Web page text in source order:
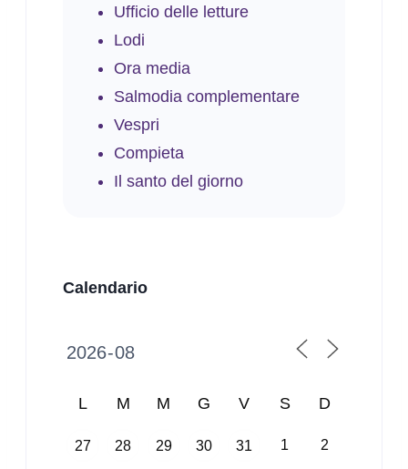
Ufficio delle letture
Lodi
Ora media
Salmodia complementare
Vespri
Compieta
Il santo del giorno
Calendario
L M M G V S D
27 28 29 30 31 1 2